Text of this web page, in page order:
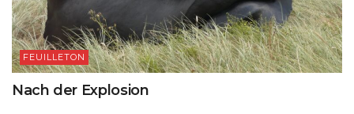
FEUILLETON
Nach der Explosion